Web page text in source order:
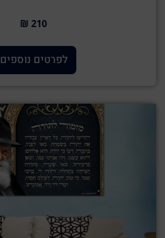
210 ₪
לפרטים נוספים